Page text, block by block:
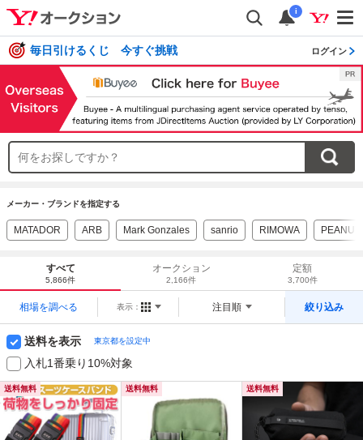
i
毎日引けるくじ 今すぐ挑戦 ログイン
メーカー・ブランドを指定する
MATADOR ARB Mark Gonzales sanrio RIMOWA
すべて
5,866件
オークション
2,166件
定額
3,700件
相場を調べる 表示： 注目順 絞り込み
送料を表示 東京都を設定中
入札1番乗り10%対象
送料無料 送料無料 送料無料